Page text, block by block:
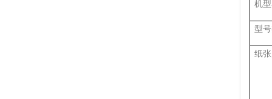
机
型
纸